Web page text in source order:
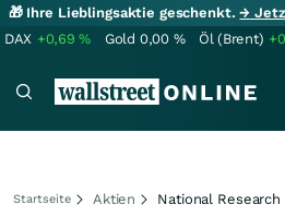
🎁 Ihre Lieblingsaktie geschenkt.→
DAX +0,69% Gold 0,00 % Öl (Brent)
Startseite Aktien National Research